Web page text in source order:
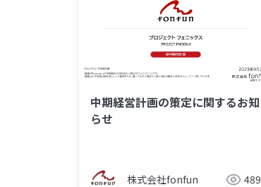
中期経営計画の策定に関するお知
らせ
株式会社fonfun 489